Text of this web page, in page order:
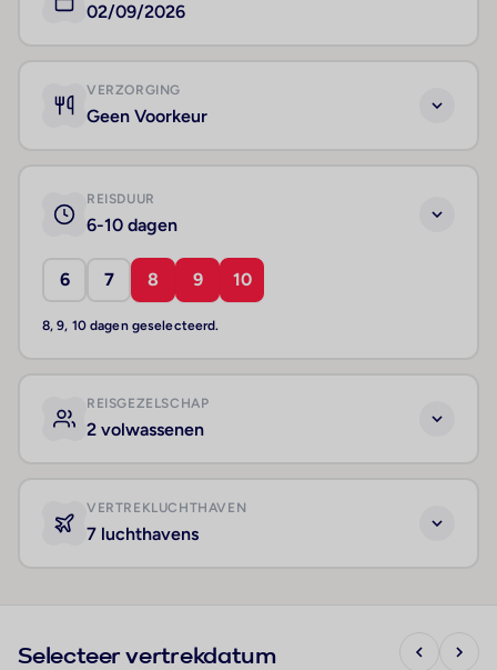
02/09/2026
VERZORGING
Geen Voorkeur
REISDUUR
6-10 dagen
6 7 8 9 10
8, 9, 10 dagen geselecteerd.
REISGEZELSCHAP
2 volwassenen
VERTREKLUCHTHAVEN
7 luchthavens
Selecteer vertrekdatum